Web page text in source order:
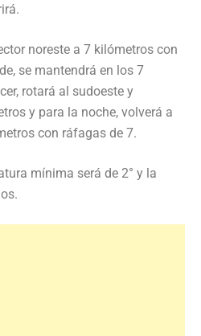
noreste a 7 kilómetros con
se mantendrá en los 7
rotará al sudoeste y
y para la noche, volverá a
con ráfagas de 7.
mínima será de 2° y la